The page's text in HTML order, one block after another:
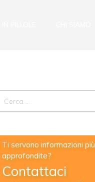
Ti servono informazioni più
approfondite?
Contattaci